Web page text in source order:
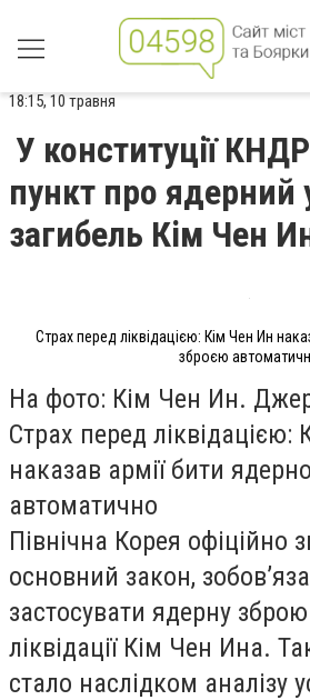
18:15, 10 травня
У конституції
пункт про ядерний
загибель Кім Чен
Страх перед ліквідацією: Кім Чен Ин
зброєю
На фото: Кім Чен Ин.
Страх перед ліквідацією:
наказав армії бити
автоматично
Північна Корея офіційно
основний закон,
застосувати ядерну зброю
ліквідації Кім Чен Ина.
стало наслідком аналізу